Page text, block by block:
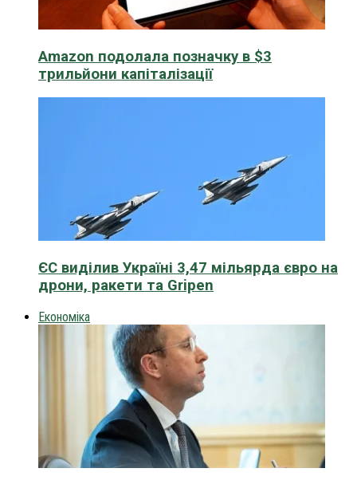
Amazon подолала позначку в $3
трильйони капіталізації
ЄС виділив Україні 3,47 мільярда євро на
дрони, ракети та Gripen
Економіка